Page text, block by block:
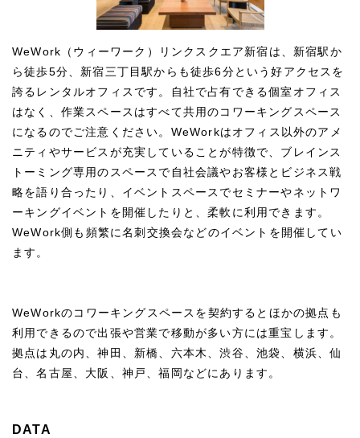
WeWork（ウィーワーク）リンクスクエア新宿は、新宿駅か
ら徒歩5分、新宿三丁目駅からも徒歩6分という好アクセスを
誇るレンタルオフィスです。自社で占有できる個室オフィス
はなく、作業スペースはすべて共用のコワーキングスペース
になるのでご注意ください。WeWorkはオフィス以外のアメ
ニティやサービスが充実していることが特徴で、ブレインス
トーミング専用のスペースで自社会議やお客様とビジネス戦
略を語り合ったり、イベントスペースでセミナーやネットワ
ーキングイベントを開催したりと、柔軟に利用できます。
WeWork側も頻繁に名刺交換会などのイベントを開催してい
ます。
WeWorkのコワーキングスペースを契約するとほかの拠点も
利用できるので出張や営業で移動が多い方には重宝します。
拠点は丸の内、神田、新橋、六本木、渋谷、池袋、横浜、仙
台、名古屋、大阪、神戸、福岡などにあります。
DATA